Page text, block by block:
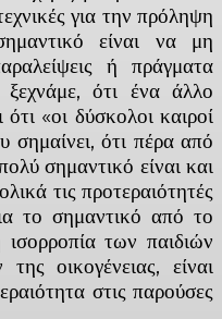
για την πρόληψη
είναι να μη
ή πράγματα
ότι ένα άλλο
«οι δύσκολοι καιροί
σημαίνει, ότι πέρα από
σημαντικό είναι και
τις προτεραιότητές
το σημαντικό από το
των παιδιών
οικογένειας, είναι
στις παρούσες